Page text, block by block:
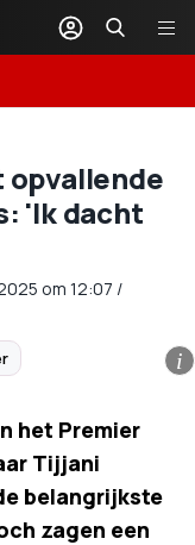
opvallende
'Ik dacht
om 12:07 /
i
het Premier
Tijjani
belangrijkste
zagen een